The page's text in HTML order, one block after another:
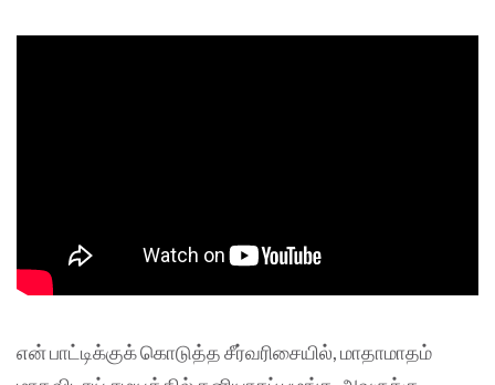
என் பாட்டிக்குக் கொடுத்த சீர்வரிசையில், மாதாமாதம்